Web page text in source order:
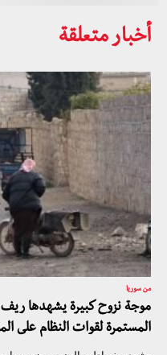
أخبار متعلقة
من سوريا
موجة نزوح كبيرة يشهدها
المستمرة لقوات النظام على